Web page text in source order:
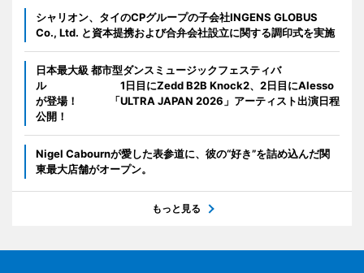
シャリオン、タイのCPグループの子会社INGENS GLOBUS
Co., Ltd. と資本提携および合弁会社設立に関する調印式を実施
日本最大級 都市型ダンスミュージックフェスティバ
ル 1日目にZedd B2B Knock2、2日目にAlesso
が登場！ 「ULTRA JAPAN 2026」アーティスト出演日程
公開！
Nigel Cabournが愛した表参道に、彼の“好き”を詰め込んだ関
東最大店舗がオープン。
もっと見る